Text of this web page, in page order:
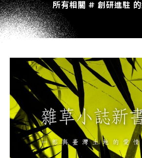
所有相關 # 創研進駐 的